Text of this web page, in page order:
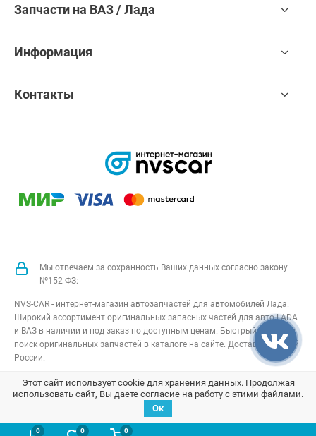
0 0 0
Запчасти на ВАЗ / Лада
Информация
Контакты
Мы отвечаем за сохранность Ваших данных согласно закону
№152-ФЗ:
NVS-CAR - интернет-магазин автозапчастей для автомобилей Лада.
Широкий ассортимент оригинальных запасных частей для авто LADA
и ВАЗ в наличии и под заказ по доступным ценам. Быстрый подбор и
поиск оригинальных запчастей в каталоге на сайте. Доставка по всей
России.
NVS-CAR© 2014 –2026Все права защищеныкарта сайта;
Договор оферта; Политика конфиденциальности
Этот сайт использует cookie для хранения данных. Продолжая
использовать сайт, Вы даете согласие на работу с этими файлами.
Ок